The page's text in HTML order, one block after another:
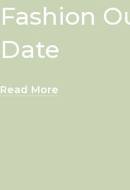
Fashion
Date
Read More